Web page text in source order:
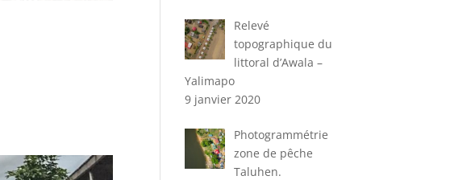
Relevé
topographique du
littoral d’Awala –
Yalimapo
9 janvier 2020
Photogrammétrie
zone de pêche
Taluhen.